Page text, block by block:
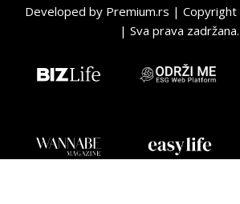
Developed by Premium.rs |
| Sva prava zadržana.